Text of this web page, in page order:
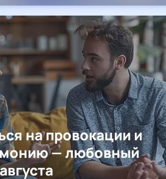
на провокации и
— любовный